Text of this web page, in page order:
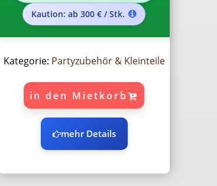
Kaution: ab 300 € / Stk.
Kategorie: Partyzubehör & Kleinteile
in den Mietkorb
mehr Details